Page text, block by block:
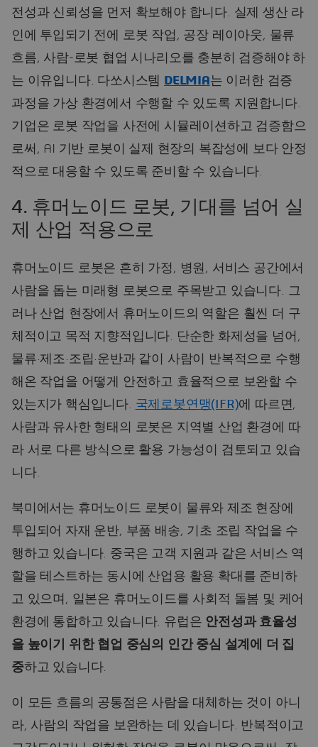
전성과 신뢰성을 먼저 확보해야 합니다. 실제 생산 라
인에 투입되기 전에 로봇 작업, 공장 레이아웃, 물류
흐름, 사람-로봇 협업 시나리오를 충분히 검증해야 하
는 이유입니다. 다쏘시스템
DELMIA는 이러한 검증
과정을 가상 환경에서 수행할 수 있도록 지원합니다.
기업은 로봇 작업을 사전에 시뮬레이션하고 검증함으
로써, AI 기반 로봇이 실제 현장의 복잡성에 보다 안정
적으로 대응할 수 있도록 준비할 수 있습니다.
4. 휴머노이드 로봇, 기대를 넘어 실
제 산업 적용으로
휴머노이드 로봇은 흔히 가정, 병원, 서비스 공간에서
사람을 돕는 미래형 로봇으로 주목받고 있습니다. 그
러나 산업 현장에서 휴머노이드의 역할은 훨씬 더 구
체적이고 목적 지향적입니다. 단순한 화제성을 넘어,
물류·제조·조립·운반과 같이 사람이 반복적으로 수행
해온 작업을 어떻게 안전하고 효율적으로 보완할 수
있는지가 핵심입니다. 국제로봇연맹(IFR)에 따르면,
사람과 유사한 형태의 로봇은 지역별 산업 환경에 따
라 서로 다른 방식으로 활용 가능성이 검토되고 있습
니다.
북미에서는 휴머노이드 로봇이 물류와 제조 현장에
투입되어 자재 운반, 부품 배송, 기초 조립 작업을 수
행하고 있습니다. 중국은 고객 지원과 같은 서비스 역
할을 테스트하는 동시에 산업용 활용 확대를 준비하
고 있으며, 일본은 휴머노이드를 사회적 돌봄 및 케어
환경에 통합하고 있습니다. 유럽은 안전성과 효율성
을 높이기 위한 협업 중심의 인간 중심 설계에 더 집
중하고 있습니다.
이 모든 흐름의 공통점은 사람을 대체하는 것이 아니
라, 사람의 작업을 보완하는 데 있습니다. 반복적이고